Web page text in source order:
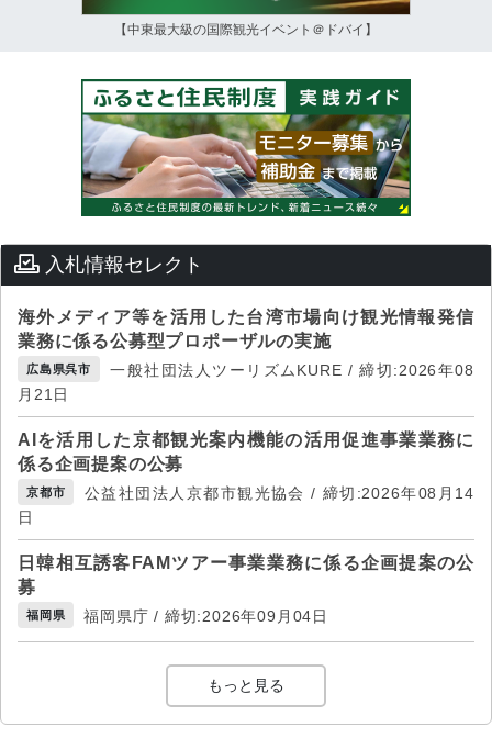
【中東最大級の国際観光イベント＠ドバイ】
入札情報セレクト
海外メディア等を活用した台湾市場向け観光情報発信
業務に係る公募型プロポーザルの実施
広島県呉市
一般社団法人ツーリズムKURE / 締切:2026年08
月21日
AIを活用した京都観光案内機能の活用促進事業業務に
係る企画提案の公募
京都市
公益社団法人京都市観光協会 / 締切:2026年08月14
日
日韓相互誘客FAMツアー事業業務に係る企画提案の公
募
福岡県 福岡県庁 / 締切:2026年09月04日
もっと見る